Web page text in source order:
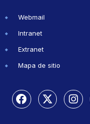
Webmail
Intranet
Extranet
Mapa de sitio